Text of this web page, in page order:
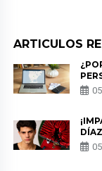
ARTICULOS
EN